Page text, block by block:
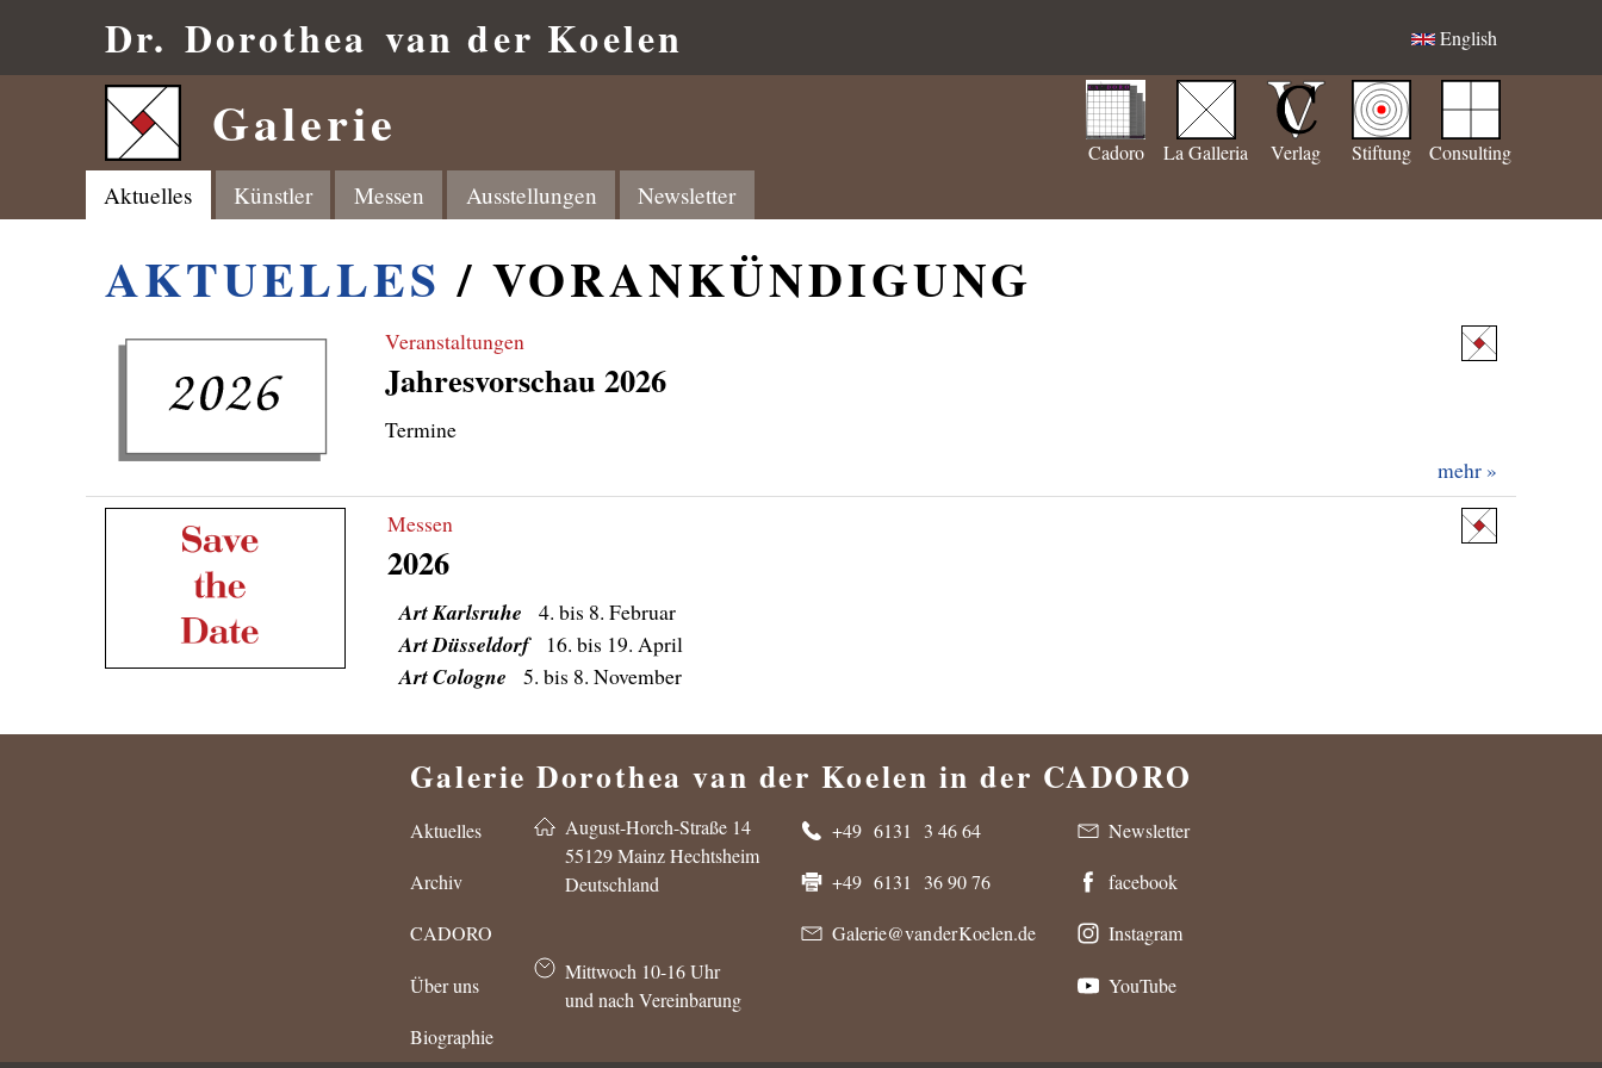
AKTUELLES / VORANKÜNDIGUNG
Veranstaltungen
Jahresvorschau 2026
Termine
mehr
Messen
2026
Art Karlsruhe 4. bis 8. Februar
Art Düsseldorf 16. bis 19. April
Art Cologne 5. bis 8. November
Dr. Dorothea van der Koelen English
Galerie Cadoro La Galleria Verlag Stiftung Consulting
Aktuelles Künstler Messen Ausstellungen Newsletter
Galerie Dorothea van der Koelen in der CADORO
August-Horch-Straße 14
55129 Mainz Hechtsheim
Deutschland
Mittwoch 10-16 Uhr
und nach Vereinbarung
+49 6131 3 46 64
+49 6131 36 90 76
Galerie@van der Koelen.de
Newsletter
facebook
Instagram
YouTube
Aktuelles
Archiv
CADORO
Über uns
Biographie